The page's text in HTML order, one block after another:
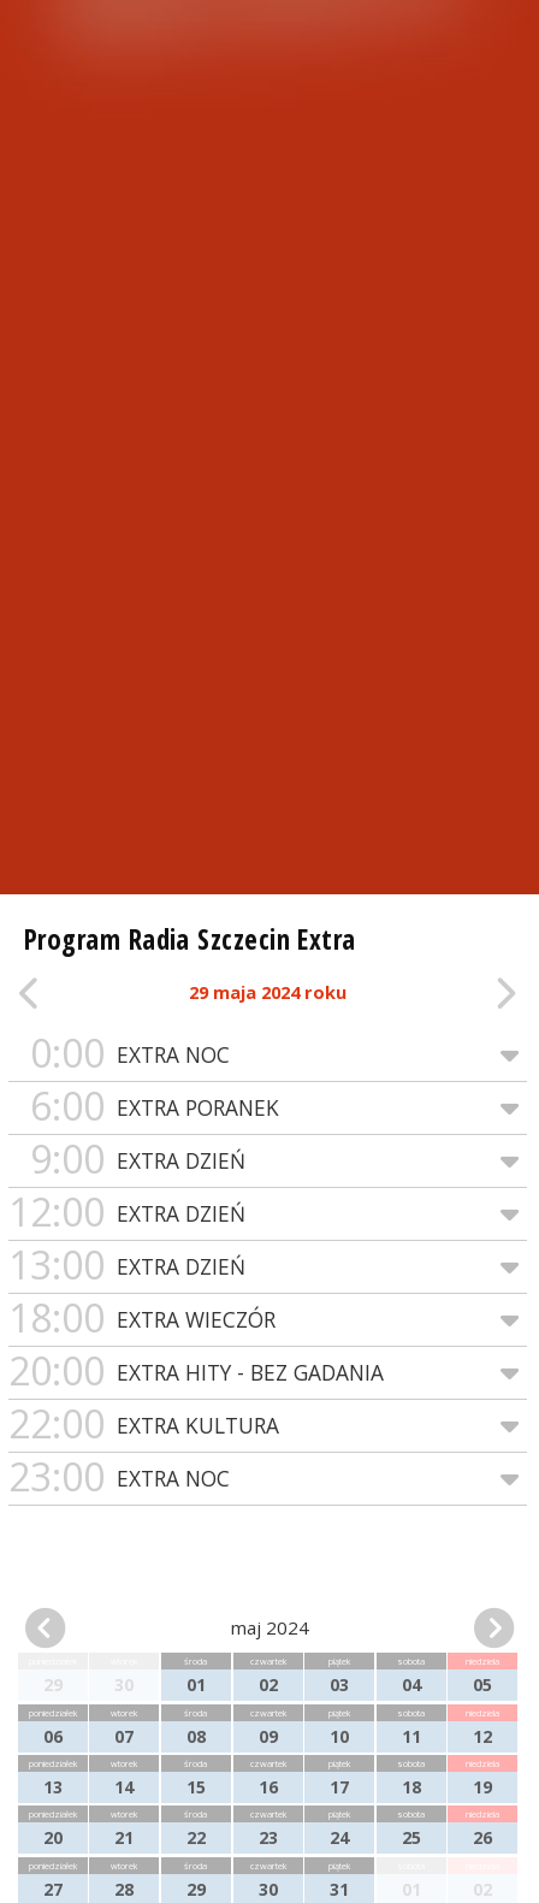
Program Radia Szczecin Extra
29 maja 2024 roku
0:00 EXTRA NOC
6:00 EXTRA PORANEK
9:00 EXTRA DZIEŃ
12:00 EXTRA DZIEŃ
13:00 EXTRA DZIEŃ
18:00 EXTRA WIECZÓR
20:00 EXTRA HITY - BEZ GADANIA
22:00 EXTRA KULTURA
23:00 EXTRA NOC
maj 2024
29 30
środa
01
czwartek
02
piątek
03
sobota
04
niedziela
05
poniedziałek
06
wtorek
07
środa
08
czwartek
09
piątek
10
sobota
11
niedziela
12
poniedziałek
13
wtorek
14
środa
15
czwartek
16
piątek
17
sobota
18
niedziela
19
poniedziałek
20
wtorek
21
środa
22
czwartek
23
piątek
24
sobota
25
niedziela
26
poniedziałek
27
wtorek
28
środa
29
czwartek
30
piątek
31 01 02